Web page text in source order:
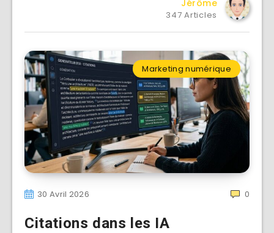
Jérôme
347 Articles
Marketing numérique
30 Avril 2026 0
Citations dans les IA